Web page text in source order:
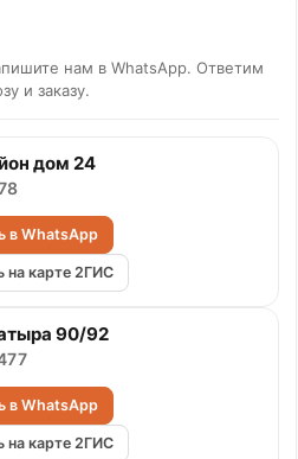
нам в WhatsApp. Ответим
и заказу.
дом 24
в WhatsApp
на карте 2ГИС
90/92
в WhatsApp
на карте 2ГИС